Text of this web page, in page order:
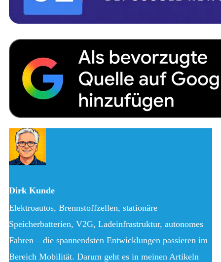
Dirk Kunde
Elektroautos, Brennstoffzellen, stationäre
Speicherbatterien, V2G, Ladeinfrastruktur, autonomes
Fahren – die spannendsten Entwicklungen passieren im
Bereich Mobilität. Darum geht es in meinen Artikeln